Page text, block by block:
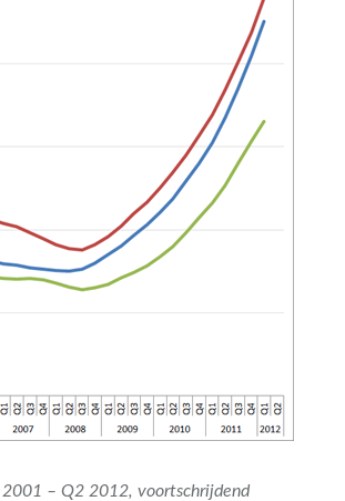
– Q2 2012, voortschrijdend